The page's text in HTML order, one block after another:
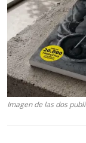
Imagen de las dos